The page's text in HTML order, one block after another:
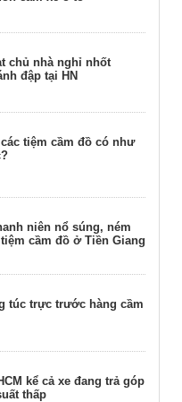
chủ nhà nghỉ nhốt
đập tại HN
tiệm cầm đồ có như
niên nổ súng, ném
cầm đồ ở Tiền Giang
túc trực trước hàng cầm
kể cả xe đang trả góp
thấp